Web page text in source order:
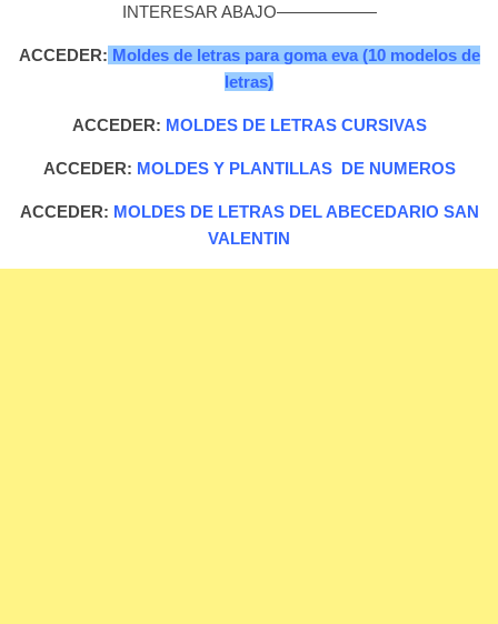
INTERESAR ABAJO——————
ACCEDER: Moldes de letras para goma eva (10 modelos de
letras)
ACCEDER: MOLDES DE LETRAS CURSIVAS
ACCEDER: MOLDES Y PLANTILLAS DE NUMEROS
ACCEDER: MOLDES DE LETRAS DEL ABECEDARIO SAN
VALENTIN